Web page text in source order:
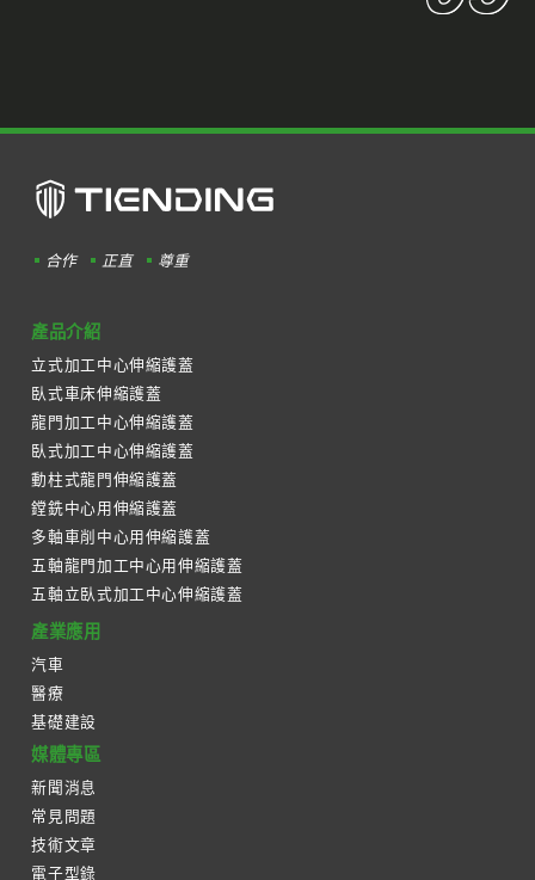
合作 正直 尊重
產品介紹
立式加工中心伸縮護蓋
臥式車床伸縮護蓋
龍門加工中心伸縮護蓋
臥式加工中心伸縮護蓋
動柱式龍門伸縮護蓋
鏜銑中心用伸縮護蓋
多軸車削中心用伸縮護蓋
五軸龍門加工中心用伸縮護蓋
五軸立臥式加工中心伸縮護蓋
產業應用
汽車
醫療
基礎建設
媒體專區
新聞消息
常見問題
技術文章
電子型錄